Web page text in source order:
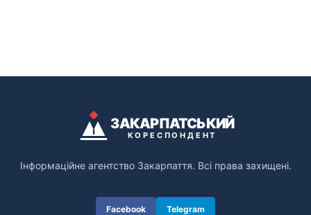
ЗАКАРПАТСЬКИЙ
КОРЕСПОНДЕНТ
Інформаційне агентство Закарпаття. Всі права захищені.
Facebook Telegram